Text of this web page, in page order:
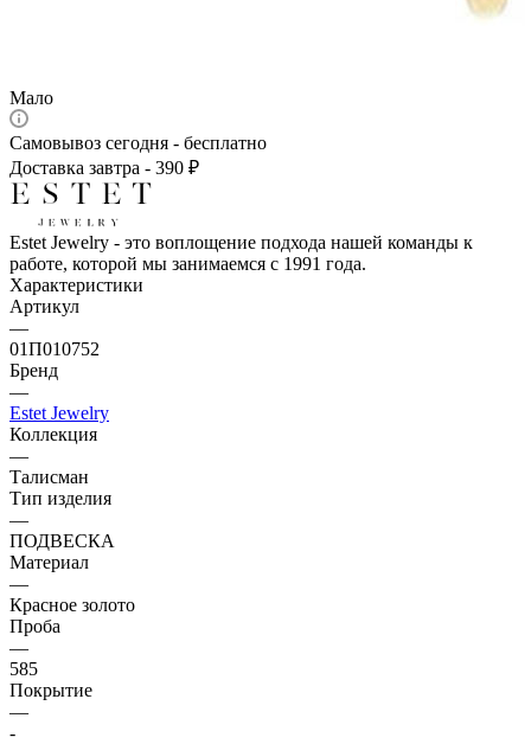
Мало
Самовывоз сегодня - бесплатно
Доставка завтра - 390 ₽
Estet Jewelry - это воплощение подхода нашей команды к
работе, которой мы занимаемся с 1991 года.
Характеристики
Артикул
—
01П010752
Бренд
—
Estet Jewelry
Коллекция
—
Талисман
Тип изделия
—
ПОДВЕСКА
Материал
—
Красное золото
Проба
—
585
Покрытие
—
-